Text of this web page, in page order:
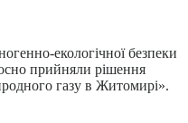
екологічної безпеки
прийняли рішення
газу в Житомирі».